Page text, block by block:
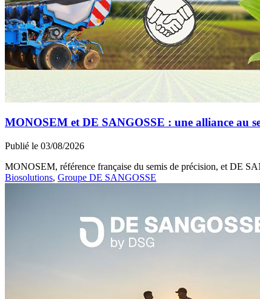
MONOSEM et DE SANGOSSE : une alliance au
Publié le 03/08/2026
MONOSEM, référence française du semis de précision, et DE
Biosolutions, Groupe DE SANGOSSE